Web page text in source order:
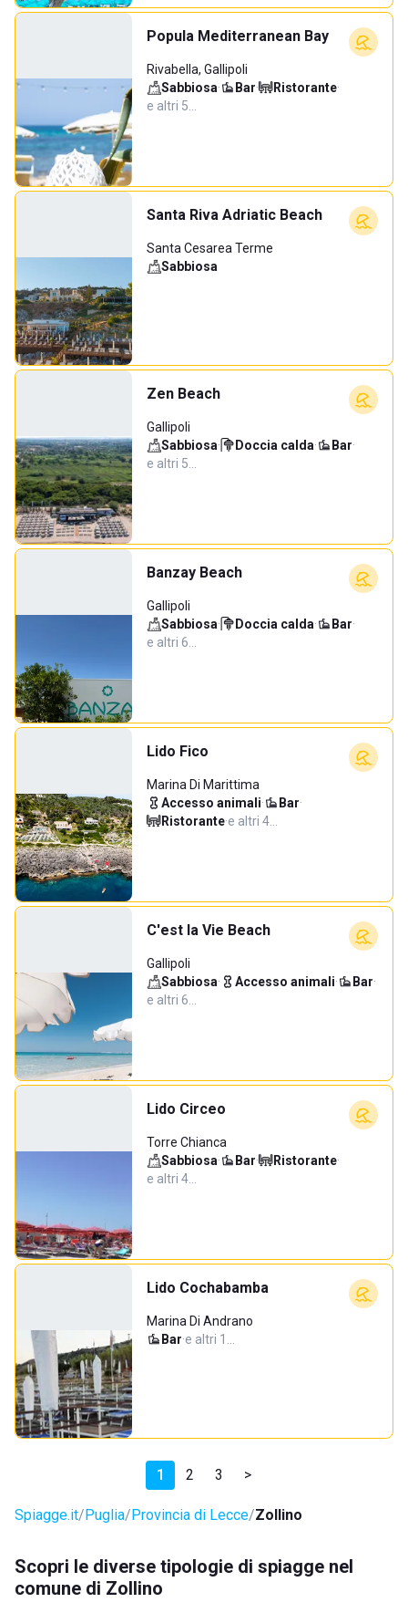
Popula Mediterranean Bay
Rivabella, Gallipoli
Sabbiosa· Bar· Ristorante·
e altri 5…
Santa Riva Adriatic Beach
Santa Cesarea Terme
Sabbiosa
Zen Beach
Gallipoli
Sabbiosa· Doccia calda· Bar·
e altri 5…
Banzay Beach
Gallipoli
Sabbiosa· Doccia calda· Bar·
e altri 6…
Lido Fico
Marina Di Marittima
Accesso animali· Bar·
Ristorante·e altri 4…
C'est la Vie Beach
Gallipoli
Sabbiosa· Accesso animali· Bar·
e altri 6…
Lido Circeo
Torre Chianca
Sabbiosa· Bar· Ristorante·
e altri 4…
Lido Cochabamba
Marina Di Andrano
Bar·e altri 1…
1 2 3 >
Spiagge.it Puglia Provincia di Lecce Zollino
Scopri le diverse tipologie di spiagge nel
comune di Zollino